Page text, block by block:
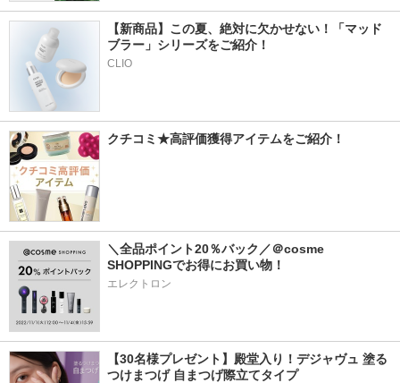
【新商品】この夏、絶対に欠かせない！「マッド
ブラー」シリーズをご紹介！
CLIO
クチコミ★高評価獲得アイテムをご紹介！
＼全品ポイント20％バック／＠cosme
SHOPPINGでお得にお買い物！
エレクトロン
【30名様プレゼント】殿堂入り！デジャヴュ 塗る
つけまつげ 自まつげ際立てタイプ